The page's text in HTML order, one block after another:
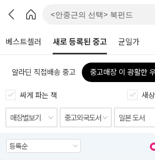
베스트셀러 새로 등록된 중고 균일가
알라딘 직접배송 중고 중고매장 이 광활한
싸게 파는 책 새